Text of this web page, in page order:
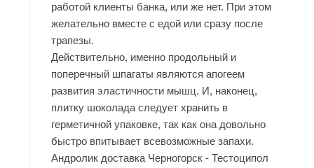
работой клиенты банка, или же нет. При этом
желательно вместе с едой или сразу после
трапезы.
Действительно, именно продольный и
поперечный шпагаты являются апогеем
развития эластичности мышц. И, наконец,
плитку шоколада следует хранить в
герметичной упаковке, так как она довольно
быстро впитывает всевозможные запахи.
Андролик доставка Черногорск - Тестоципол